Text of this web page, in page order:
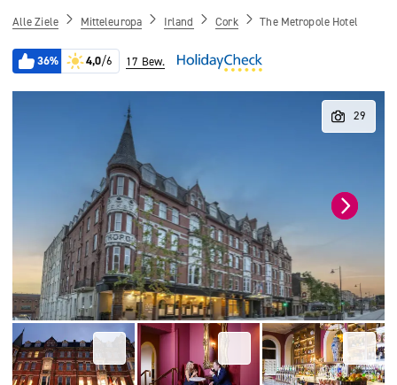
Alle Ziele Mitteleuropa Irland Cork The Metropole Hotel
36% 4,0/6 17 Bew.